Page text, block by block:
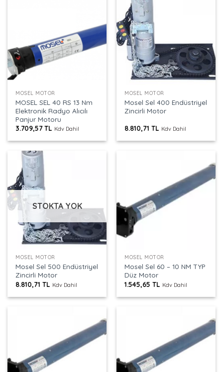
MOSEL MOTOR
MOSEL SEL 40 RS 13 Nm
Elektronik Radyo Alıcılı
Panjur Motoru
3.709,57TL Kdv Dahil
MOSEL MOTOR
Mosel Sel 400 Endüstriyel
Zincirli Motor
8.810,71TL Kdv Dahil
STOKTA YOK
MOSEL MOTOR
Mosel Sel 500 Endüstriyel
Zincirli Motor
8.810,71TL Kdv Dahil
MOSEL MOTOR
Mosel Sel 60 – 10 NM TYP
Düz Motor
1.545,65TL Kdv Dahil